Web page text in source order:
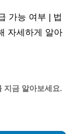
가능 여부 | 법
자세하게 알아
지금 알아보세요.